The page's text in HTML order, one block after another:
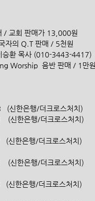
/ 교회 판매가 13,000원
자의 Q.T 판매 / 5천원
승환 목사 (010-3443-4417)
Worship  음반 판매 / 1만원
(신한은행/더크로스처치)
(신한은행/더크로스처치)
신한은행/더크로스처치)
(신한은행/더크로스처치)
신한은행/더크로스처치)